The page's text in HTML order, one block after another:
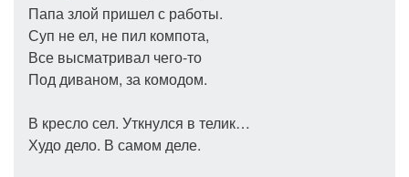
Папа злой пришел с работы.
Суп не ел, не пил компота,
Все высматривал чего-то
Под диваном, за комодом.
В кресло сел. Уткнулся в телик…
Худо дело. В самом деле.